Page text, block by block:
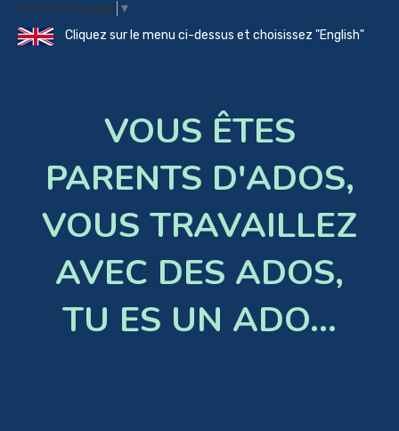
Select Language ▼
Cliquez sur le menu ci-dessus et choisissez "English"
VOUS ÊTES
PARENTS D'ADOS,
VOUS TRAVAILLEZ
AVEC DES ADOS,
TU ES UN ADO...